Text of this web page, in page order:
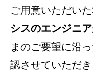
ご用意いただい
シスのエンジニア
まのご要望に沿
認させていただ